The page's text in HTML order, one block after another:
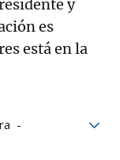
y
es
está en la